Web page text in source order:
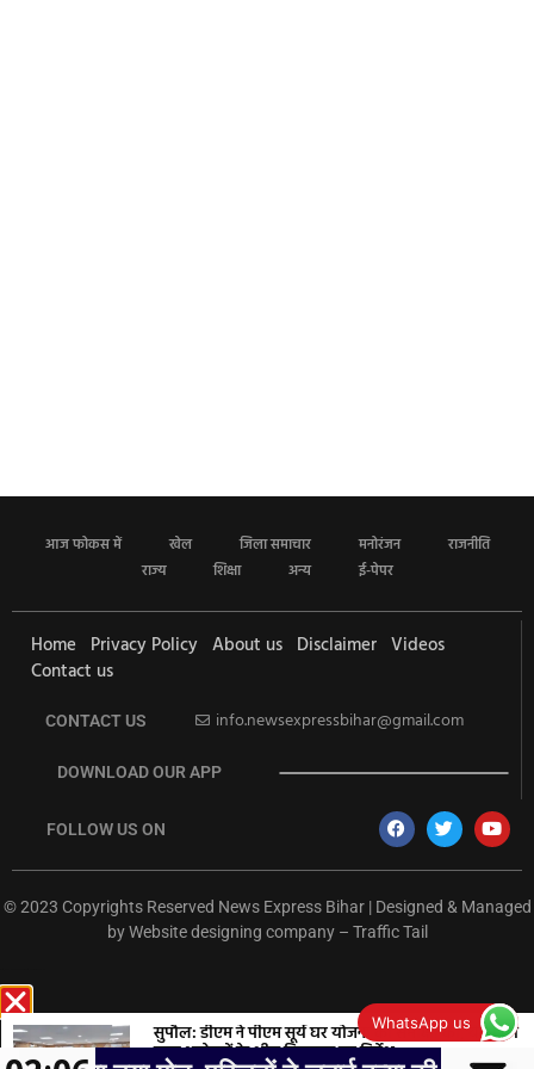
आज फोकस में खेल जिला समाचार मनोरंजन
राजनीति
राज्य
शिक्षा अन्य ई-पेपर
Home Privacy Policy About us Disclaimer Videos
Contact us
CONTACT US info.newsexpressbihar@gmail.com
DOWNLOAD OUR APP
FOLLOW US ON
© 2023 Copyrights Reserved News Express Bihar | Designed & Managed
byWebsite designing company– Traffic Tail
WhatsApp us
सुपौल: डीएम ने पीएम सूर्य घर योजना की समीक्षा की, बैंकों को
ऋण आवेदनों के शीघ्र निष्पादन का निर्देश